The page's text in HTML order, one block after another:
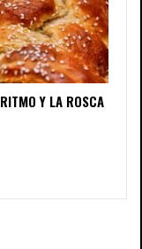
Y LA ROSCA